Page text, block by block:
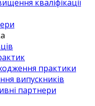
кваліфікації
практики
випускників
партнери